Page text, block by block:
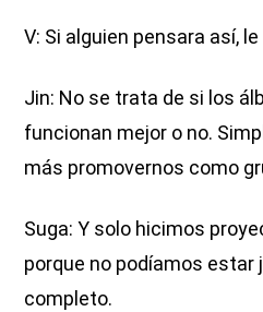
V: Si alguien pensara así,
Jin: No se trata de si los
funcionan mejor o no.
más promovernos como
Suga: Y solo hicimos
porque no podíamos estar
completo.